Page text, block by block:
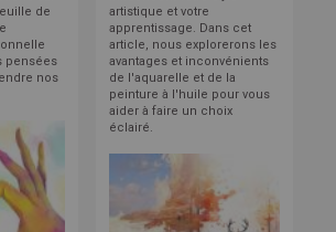
de
pensées
nos
artistique et votre
apprentissage. Dans cet
article, nous explorerons les
avantages et inconvénients
de l'aquarelle et de la
peinture à l'huile pour vous
aider à faire un choix
éclairé.